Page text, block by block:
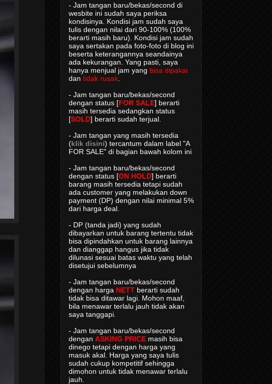
- Jam tangan baru/bekas/second di
wesbite ini sudah saya periksa
kondisinya. Kondisi jam sudah saya
tulis dengan nilai dari 90-100% (100%
berarti masih baru). Kondisi jam sudah
saya sertakan pada foto-foto di blog ini
beserta keterangannya seandainya
ada kekurangan. Yang pasti, saya
hanya menjual jam yang bisa dipakai
dan tidak rusak
- Jam tangan baru/bekas/second
dengan status [FOR SALE] berarti
masih tersedia sedangkan status
[SOLD] berarti sudah terjual.
- Jam tangan yang masih tersedia
(klik disini) tercantum dalam label "A
FOR SALE" di bagian bawah kolom ini
- Jam tangan baru/bekas/second
dengan status [ON HOLD] berarti
barang masih tersedia tetapi sudah
ada customer yang melakukan down
payment (DP) dengan nilai minimal 5%
dari harga deal.
- DP (tanda jadi) yang sudah
dibayarkan untuk barang tertentu tidak
bisa dipindahkan untuk barang lainnya
dan dianggap hangus jika tidak
dilunasi sesuai batas waktu yang telah
disetujui sebelumnya
- Jam tangan baru/bekas/second
dengan harga NETT berarti sudah
tidak bisa ditawar lagi. Mohon maaf,
bila menawar terlalu jauh tidak akan
saya tanggapi.
- Jam tangan baru/bekas/second
dengan ASKING PRICE masih bisa
dinego tetapi dengan harga yang
masuk akal. Harga yang saya tulis
sudah cukup kompetitif sehingga
dimohon untuk tidak menawar terlalu
jauh.